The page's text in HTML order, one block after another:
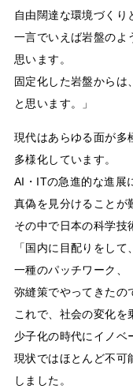
自由闊達な環境づくり
一言でいえば岩盤のよ
思います。
固定化した岩盤からは
と思います。」
現代はあらゆる面が多
多様化しています。
AI・ITの急進的な進展
真偽を見分けることが
その中で日本の科学技
「国内に目配りをし
一種のパッチワーク、
弥縫策でやってきたの
これで、社会の変化を
少子化の時代にイノベ
現状ではほとんど不可
しました。